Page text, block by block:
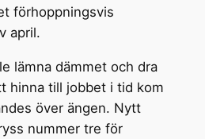
förhoppningsvis
april.
lämna dämmet och dra
hinna till jobbet i tid kom
över ängen. Nytt
nummer tre för